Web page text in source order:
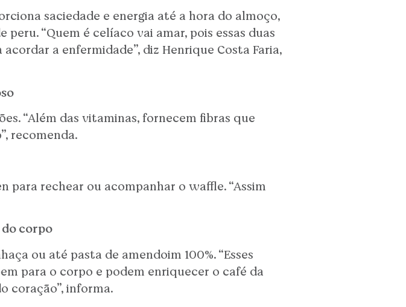
saciedade e energia até a hora do almoço,
“Quem é celíaco vai amar, pois essas duas
a enfermidade”, diz Henrique Costa Faria,
“Além das vitaminas, fornecem fibras que
recomenda.
para rechear ou acompanhar o waffle. “Assim
do corpo
ou até pasta de amendoim 100%. “Esses
para o corpo e podem enriquecer o café da
coração”, informa.